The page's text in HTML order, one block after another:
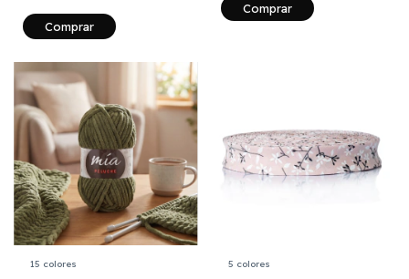
Comprar
15 colores 5 colores